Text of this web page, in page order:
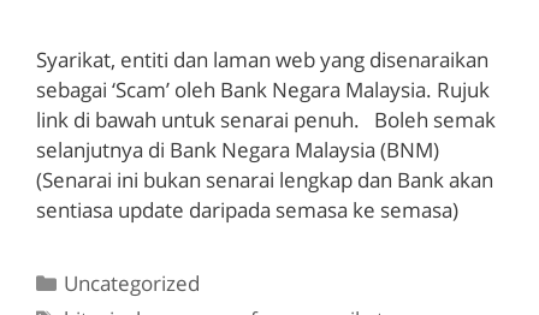
Syarikat, entiti dan laman web yang disenaraikan
sebagai ‘Scam’ oleh Bank Negara Malaysia. Rujuk
link di bawah untuk senarai penuh. Boleh semak
selanjutnya di Bank Negara Malaysia (BNM)
(Senarai ini bukan senarai lengkap dan Bank akan
sentiasa update daripada semasa ke semasa)
Categories
Uncategorized